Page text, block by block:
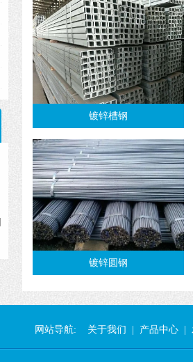
镀锌槽钢
镀锌圆钢
网站导航: 关于我们 产品中心